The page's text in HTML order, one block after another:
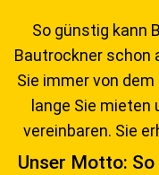
So günstig kann
Bautrockner schon
Sie immer von
lange Sie mieten
vereinbaren. Sie
Unser Motto: So